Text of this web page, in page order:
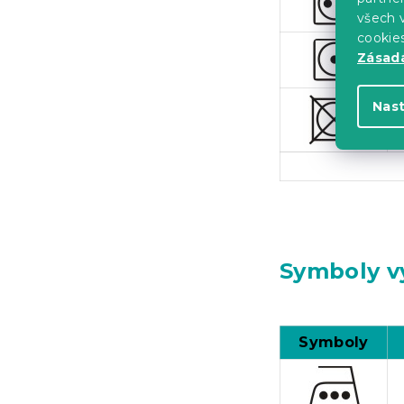
všech
Symboly
Symboly